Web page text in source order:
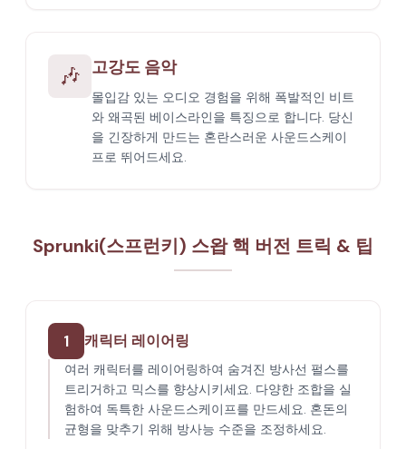
🎶 고강도 음악
몰입감 있는 오디오 경험을 위해 폭발적인 비트
와 왜곡된 베이스라인을 특징으로 합니다. 당신
을 긴장하게 만드는 혼란스러운 사운드스케이
프로 뛰어드세요.
Sprunki(스프런키) 스왑 핵 버전 트릭 & 팁
1 캐릭터 레이어링
여러 캐릭터를 레이어링하여 숨겨진 방사선 펄스를
트리거하고 믹스를 향상시키세요. 다양한 조합을 실
험하여 독특한 사운드스케이프를 만드세요. 혼돈의
균형을 맞추기 위해 방사능 수준을 조정하세요.